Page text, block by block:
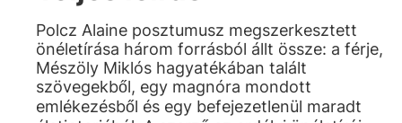
Polcz Alaine posztumusz megszerkesztett
önéletírása három forrásból állt össze: a férje,
Mészöly Miklós hagyatékában talált
szövegekből, egy magnóra mondott
emlékezésből és egy befejezetlenül maradt